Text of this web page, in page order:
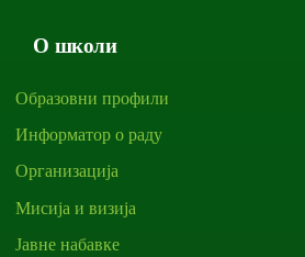
О школи
Образовни профили
Информатор о раду
Организација
Мисија и визија
Јавне набавке